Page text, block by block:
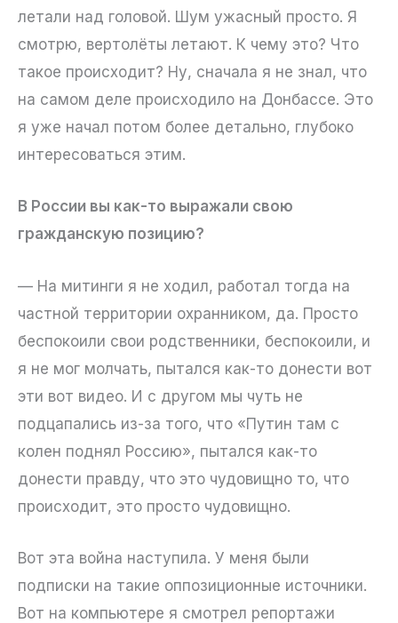
летали над головой. Шум ужасный просто. Я
смотрю, вертолёты летают. К чему это? Что
такое происходит? Ну, сначала я не знал, что
на самом деле происходило на Донбассе. Это
я уже начал потом более детально, глубоко
интересоваться этим.
В России вы как-то выражали свою
гражданскую позицию?
— На митинги я не ходил, работал тогда на
частной территории охранником, да. Просто
беспокоили свои родственники, беспокоили, и
я не мог молчать, пытался как-то донести вот
эти вот видео. И с другом мы чуть не
подцапались из-за того, что «Путин там с
колен поднял Россию», пытался как-то
донести правду, что это чудовищно то, что
происходит, это просто чудовищно.
Вот эта война наступила. У меня были
подписки на такие оппозиционные источники.
Вот на компьютере я смотрел репортажи